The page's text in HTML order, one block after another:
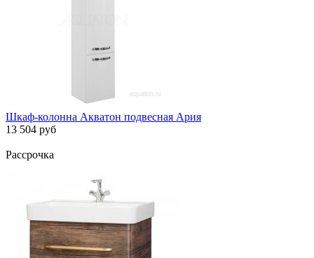
Шкаф-колонна Акватон подвесная Ария
13 504 руб
Рассрочка